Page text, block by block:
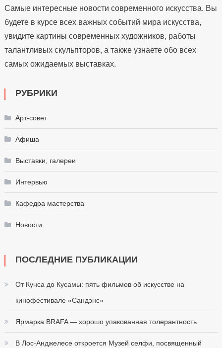
Самые интересные новости современного искусства. Вы
будете в курсе всех важных событий мира искусства,
увидите картины современных художников, работы
талантливых скульпторов, а также узнаете обо всех
самых ожидаемых выставках.
РУБРИКИ
Арт-совет
Афиша
Выставки, галереи
Интервью
Кафедра мастерства
Новости
ПОСЛЕДНИЕ ПУБЛИКАЦИИ
От Кунса до Кусамы: пять фильмов об искусстве на
кинофестивале «Сандэнс»
Ярмарка BRAFA — хорошо упакованная толерантность
В Лос-Анджелесе откроется Музей селфи, посвященный